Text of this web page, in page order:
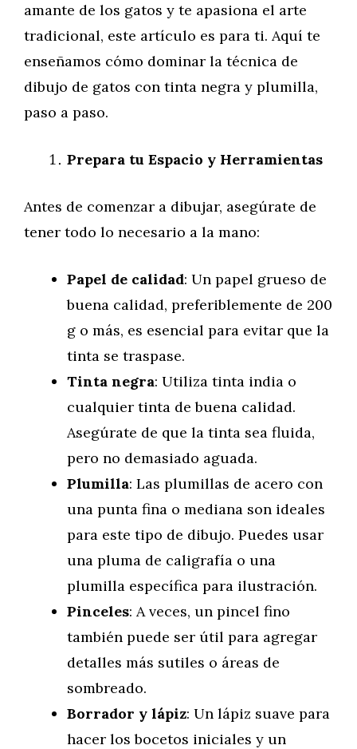
amante de los gatos y te apasiona el arte
tradicional, este artículo es para ti. Aquí te
enseñamos cómo dominar la técnica de
dibujo de gatos con tinta negra y plumilla,
paso a paso.
Prepara tu Espacio y Herramientas
Antes de comenzar a dibujar, asegúrate de
tener todo lo necesario a la mano:
Papel de calidad: Un papel grueso de
buena calidad, preferiblemente de 200
g o más, es esencial para evitar que la
tinta se traspase.
Tinta negra: Utiliza tinta india o
cualquier tinta de buena calidad.
Asegúrate de que la tinta sea fluida,
pero no demasiado aguada.
Plumilla: Las plumillas de acero con
una punta fina o mediana son ideales
para este tipo de dibujo. Puedes usar
una pluma de caligrafía o una
plumilla específica para ilustración.
Pinceles: A veces, un pincel fino
también puede ser útil para agregar
detalles más sutiles o áreas de
sombreado.
Borrador y lápiz: Un lápiz suave para
hacer los bocetos iniciales y un